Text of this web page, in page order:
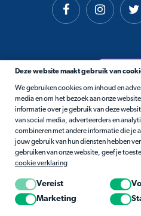
Deze website maakt gebruik van
We gebruiken cookies om inhoud en
media en om het bezoek aan onze
informatie over je gebruik van deze
van social media, adverteerders en
combineren met andere informatie die je
jouw gebruik van hun diensten hebben
gebruiken van onze website, geef je
cookie verklaring
Vereist
Marketing© 2026 Matific. Alle